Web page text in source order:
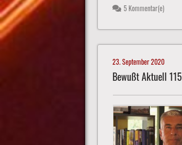
5 Kommentar(e)
23. September 2020
Bewußt Aktuell 115